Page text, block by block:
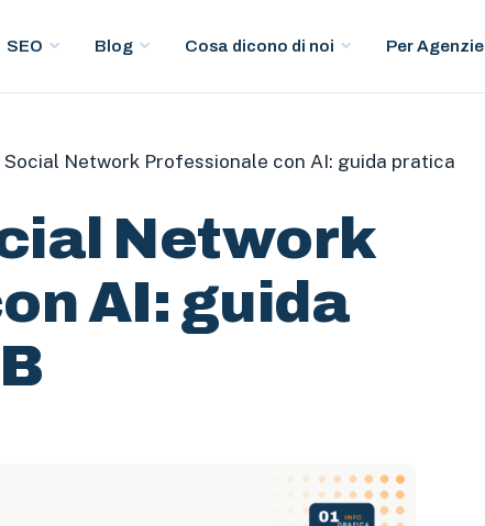
SEO Blog Cosa dicono di noi Per Agenzie
Social Network Professionale con AI: guida pratica
Network
AI: guida